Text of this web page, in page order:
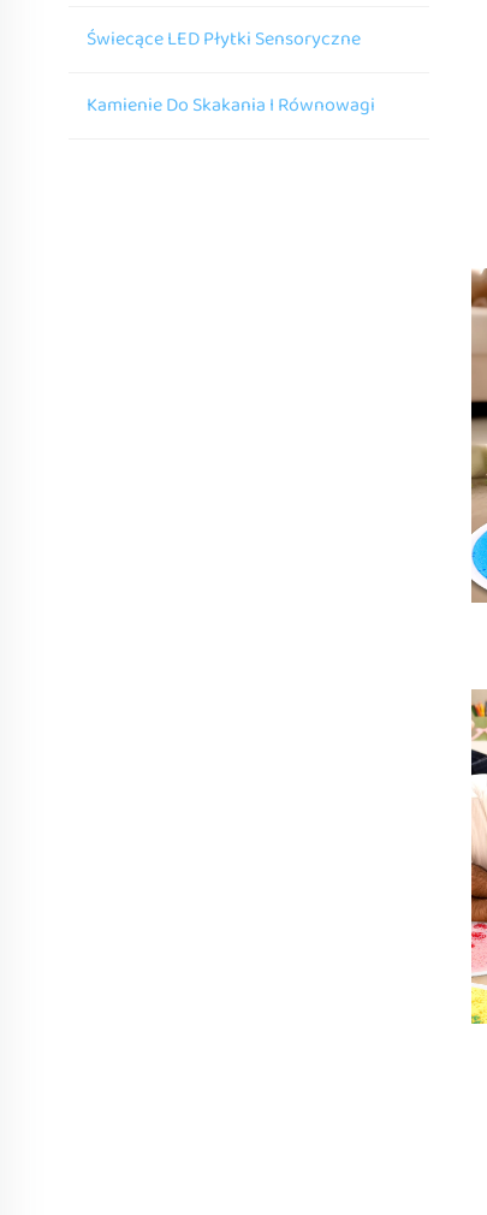
Świecące LED Płytki Sensoryczne
Kamienie Do Skakania I Równowagi